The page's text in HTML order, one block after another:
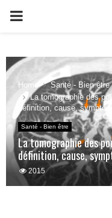
PRIMARY
Home
Santé - Bien être
La tomographie des
définition, cause,
Santé - Bien être
La tomographie des
définition, cause,
2015